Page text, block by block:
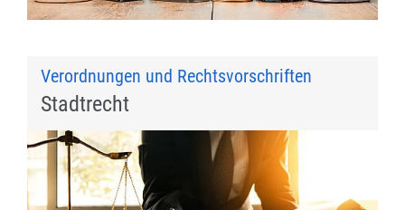
Verordnungen und Rechtsvorschriften
Stadtrecht